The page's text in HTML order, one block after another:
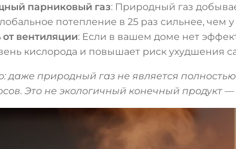
парниковый газ: Природный газ
потепление в 25 раз сильнее, чем у
вентиляции: Если в вашем доме нет
кислорода и повышает риск ухудшения
даже природный газ не является
Это не экологичный конечный продукт —